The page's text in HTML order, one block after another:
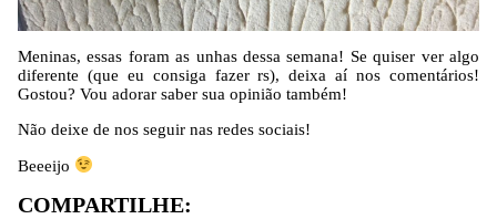
Meninas, essas foram as unhas dessa semana! Se quiser ver algo
diferente (que eu consiga fazer rs), deixa aí nos comentários!
Gostou? Vou adorar saber sua opinião também!
Não deixe de nos seguir nas redes sociais!
Beeeijo
COMPARTILHE: